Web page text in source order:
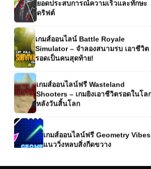
Simulator – จำลองสนามรบ เอาชีวิต
รอดเป็นคนสุดท้าย!
เกมส์ออนไลน์ฟรี Wasteland
Shooters – เกมยิงเอาชีวิตรอดในโลก
หลังวันสิ้นโลก
เกมส์ออนไลน์ฟรี Geometry Vibes
แนววิ่งหลบสิ่งกีดขวาง
เกมส์ออนไลน์ฟรี Flash Bash – เกม
ต่อสู้สไตล์สตรีทสุดมันส์